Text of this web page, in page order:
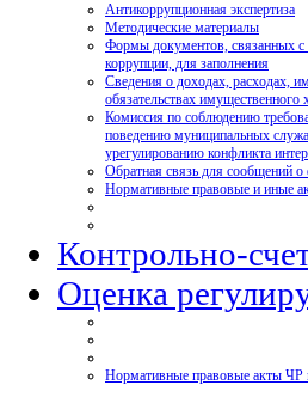
Антикоррупционная экспертиза
Методические материалы
Формы документов, связанных с
коррупции, для заполнения
Сведения о доходах, расходах,
обязательствах имущественного
Комиссия по соблюдению
поведению муниципальных
урегулированию конфликта
Обратная связь для сообщений о
Нормативные правовые и иные
Контрольно-
Оценка
Нормативные правовые акты